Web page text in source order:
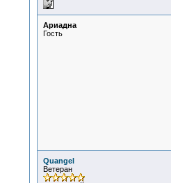
Ариадна
Гость
Quangel
Ветеран